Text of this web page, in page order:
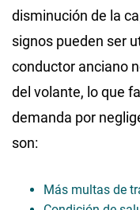
disminución de la
signos pueden ser
conductor anciano
del volante, lo que
demanda por
son:
Más multas de